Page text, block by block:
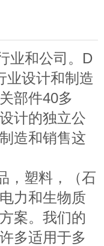
和公司。D
业设计和制造
部件40多
计的独立公
造和销售这
塑料，（石
力和生物质
案。我们的
多适用于多